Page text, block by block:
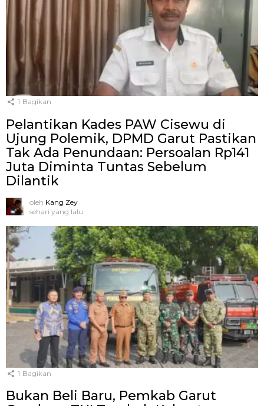
1 Bagikan
Pelantikan Kades PAW Cisewu di
Ujung Polemik, DPMD Garut Pastikan
Tak Ada Penundaan: Persoalan Rp141
Juta Diminta Tuntas Sebelum
Dilantik
oleh Kang Zey
sehari yang lalu
1 Bagikan
Bukan Beli Baru, Pemkab Garut